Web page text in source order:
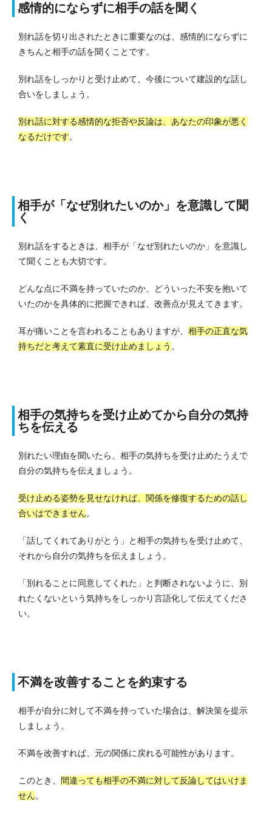
感情的にならずに相手の話を聞く
別れ話を切り出されたときに重要なのは、感情的にならずに
きちんと相手の話を聞くことです。
別れ話をしっかりと受け止めて、今後について建設的な話し
合いをしましょう。
別れ話に対する感情的な拒否や反論は、あなたの印象が悪く
なるだけです。
相手が「なぜ別れたいのか」を意識して聞
く
別れ話をするときは、相手が「なぜ別れたいのか」を意識し
て聞くことも大切です。
どんな点に不満を持っていたのか、どういった不安を抱いて
いたのかを具体的に把握できれば、改善点が見えてきます。
耳が痛いことを言われることもありますが、 相手の正直な気
持ちだと考えて素直に受け止めましょう 。
相手の気持ちを受け止めてから自分の気持
ちを伝える
別れたい理由を聞いたら、相手の気持ちを受け止めたうえで
自分の気持ちを伝えましょう。
受け止める姿勢を見せなければ、関係を修復するための話し
合いはできません。
「話してくれてありがとう」と相手の気持ちを受け止めて、
それから自分の気持ちを伝えましょう。
「別れることに同意してくれた」と判断されないように、別
れたくないという気持ちをしっかり言語化して伝えてくださ
い。
不満を改善することを約束する
相手が自分に対して不満を持っていた場合は、解決策を提示
しましょう。
不満を改善すれば、元の関係に戻れる可能性があります。
このとき、
間違っても相手の不満に対して反論してはいけま
せん。